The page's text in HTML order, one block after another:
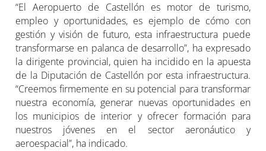
“El Aeropuerto de Castellón es motor de turismo,
empleo y oportunidades, es ejemplo de cómo con
gestión y visión de futuro, esta infraestructura puede
transformarse en palanca de desarrollo”, ha expresado
la dirigente provincial, quien ha incidido en la apuesta
de la Diputación de Castellón por esta infraestructura.
“Creemos firmemente en su potencial para transformar
nuestra economía, generar nuevas oportunidades en
los municipios de interior y ofrecer formación para
nuestros jóvenes en el sector aeronáutico y
aeroespacial”, ha indicado.